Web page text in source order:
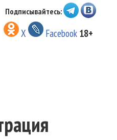
Подписывайтесь:
X Facebook 18+